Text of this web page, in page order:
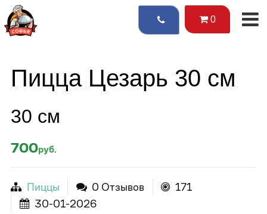
0
Пицца Цезарь 30 см
30 см
700руб.
Пиццы 0 Отзывов
171
30-01-2026